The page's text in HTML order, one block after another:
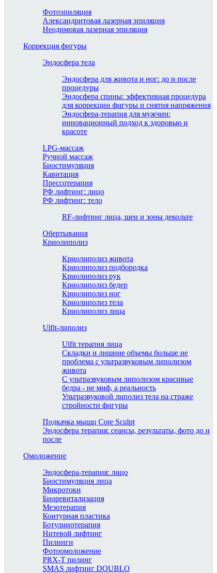
Фотоэпиляция
Александритовая лазерная эпиляция
Неодимовая лазерная эпиляция
Коррекция фигуры
Эндосфера тела
Эндосфера для живота и ног: до и после
процедуры
Эндосфера спины: эффективная процедура
для коррекции фигуры и снятия напряжения
Эндосфера-терапия для мужчин:
инновационный подход к здоровью и
красоте
LPG-массаж
Ручной массаж
Биостимуляция
Кавитация
Прессотерапия
РФ лифтинг: лицо
РФ лифтинг: тело
RF-лифтинг лица, шеи и зоны декольте
Обертывания
Криолиполиз
Криолиполиз живота
Криолиполиз подбородка
Криолиполиз рук
Криолиполиз бедер
Криолиполиз ног
Криолиполиз тела
Криолиполиз лица
Ulfit-липолиз
Ulfit терапия лица
Складки и лишние объемы больше не
проблема с ультразвуковым липолизом
живота
С ультразвуковым липолизом красивые
бедра - не миф, а реальность
Ультразвуковой липолиз тела на страже
стройности фигуры
Подкачка мышц Core Sculpt
Эндосфера терапия: сеансы, результаты, фото до и
после
Омоложение
Эндосфера-терапия: лицо
Биостимуляция лица
Микротоки
Биоревитализация
Мезотерапия
Контурная пластика
Ботулинотерапия
Нитевой лифтинг
Пилинги
Фотоомоложение
PRX-T пилинг
SMAS лифтинг DOUBLO